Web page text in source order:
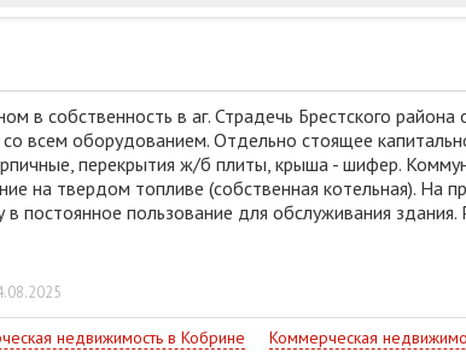
в собственность в аг. Страдечь Брестского
всем оборудованием. Отдельно стоящее
перекрытия ж/б плиты, крыша - шифер.
на твердом топливе (собственная котельная). На
постоянное пользование для обслуживания здания.
недвижимость в Кобрине Коммерческая